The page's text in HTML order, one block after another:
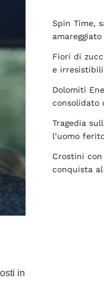
in
Spin Time,
Fiori di
e irresistibili
Dolomiti
consolidato
Tragedia
l’uomo
Crostini
conquista al